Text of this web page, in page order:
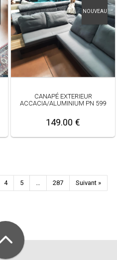
NOUVEAU
CANAPÉ EXTERIEUR
ACCACIA/ALUMINIUM PN 599
149.00 €
4 5 287 Suivant »